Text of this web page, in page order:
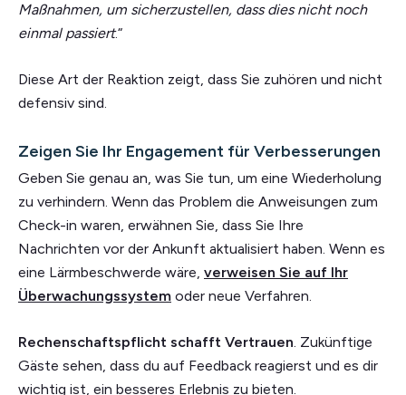
Maßnahmen, um sicherzustellen, dass dies nicht noch
einmal passiert.“
Diese Art der Reaktion zeigt, dass Sie zuhören und nicht
defensiv sind.
Zeigen Sie Ihr Engagement für Verbesserungen
Geben Sie genau an, was Sie tun, um eine Wiederholung
zu verhindern. Wenn das Problem die Anweisungen zum
Check-in waren, erwähnen Sie, dass Sie Ihre
Nachrichten vor der Ankunft aktualisiert haben. Wenn es
eine Lärmbeschwerde wäre, verweisen Sie auf Ihr
Überwachungssystem oder neue Verfahren.
Rechenschaftspflicht schafft Vertrauen. Zukünftige
Gäste sehen, dass du auf Feedback reagierst und es dir
wichtig ist, ein besseres Erlebnis zu bieten.